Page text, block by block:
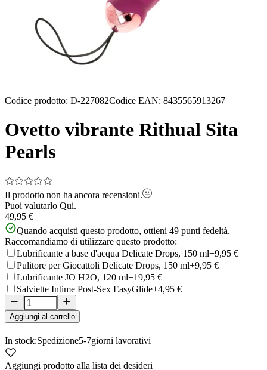
Codice prodotto: D-227082Codice EAN: 8435565913267
Ovetto vibrante Rithual Sita
Pearls
Il prodotto non ha ancora recensioni.
Puoi valutarlo Qui.
49,95 €
Quando acquisti questo prodotto, ottieni 49 punti fedeltà.
Raccomandiamo di utilizzare questo prodotto:
Lubrificante a base d'acqua Delicate Drops, 150 ml+9,95 €
Pulitore per Giocattoli Delicate Drops, 150 ml+9,95 €
Lubrificante JO H2O, 120 ml+19,95 €
Salviette Intime Post-Sex EasyGlide+4,95 €
Aggiungi al carrello
In stock:Spedizione5-7giorni lavorativi
Aggiungi prodotto alla lista dei desideri